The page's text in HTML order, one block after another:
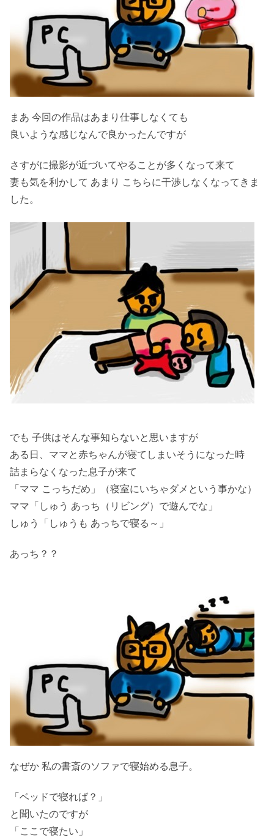
まあ 今回の作品はあまり仕事しなくても
良いような感じなんで良かったんですが
さすがに撮影が近づいてやることが多くなって来て
妻も気を利かして あまり こちらに干渉しなくなってきま
した。
でも 子供はそんな事知らないと思いますが
ある日、ママと赤ちゃんが寝てしまいそうになった時
詰まらなくなった息子が来て
「ママ こっちだめ」（寝室にいちゃダメという事かな）
ママ「しゅう あっち（リビング）で遊んでな」
しゅう「しゅうも あっちで寝る～」
あっち？？
なぜか 私の書斎のソファで寝始める息子。
「ベッドで寝れば？」
と聞いたのですが
「ここで寝たい」